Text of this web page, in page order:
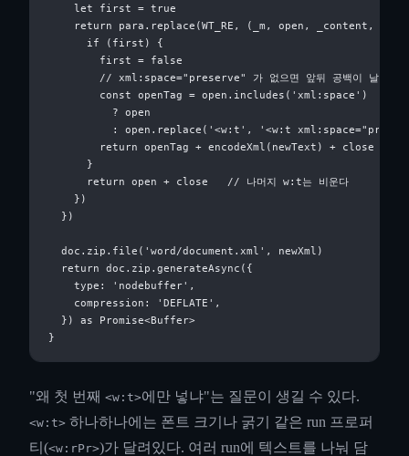
    let first = true
return para.replace(WT_RE, (_m, open, _content,
      if (first) {
        first = false
// xml:space="preserve" 가 없으면 앞뒤 공백이 날아갈
        const openTag = open.includes('xml:space')
          ? open
: open.replace('<w:t', '<w:t
        return openTag + encodeXml(newText) + close
      }
      return open + close   // 나머지 w:t는 비운다
    })
  })
  doc.zip.file('word/document.xml', newXml)
  return doc.zip.generateAsync({
    type: 'nodebuffer',
    compression: 'DEFLATE',
  }) as Promise<Buffer>
"왜 첫 번째 <w:t>에만 넣냐"는 질문이 생길 수 있다.
<w:t> 하나하나에는 폰트 크기나 굵기 같은 run 프로퍼
티(<w:rPr>)가 달려있다. 여러 run에 텍스트를 나눠 담